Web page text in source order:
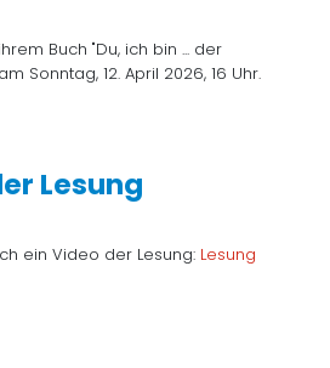
Buch "Du, ich bin ... der
Sonntag, 12. April 2026, 16 Uhr.
Lesung
ein Video der Lesung: Lesung